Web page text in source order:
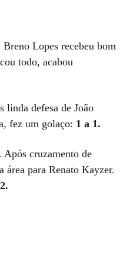
Lopes recebeu bom
todo, acabou
linda defesa de João
fez um golaço: 1 a 1.
cruzamento de
área para Renato Kayzer.